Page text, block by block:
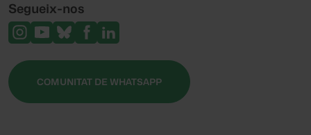
Segueix-nos
COMUNITAT DE WHATSAPP